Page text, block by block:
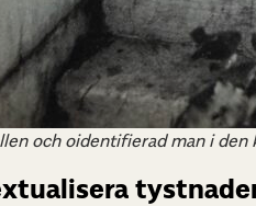
och oidentifierad man i